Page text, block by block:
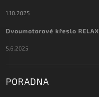
1.10.2025
Dvoumotorové křeslo
5.6.2025
PORADNA